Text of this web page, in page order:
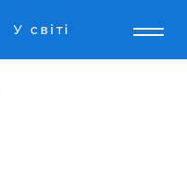
У світі